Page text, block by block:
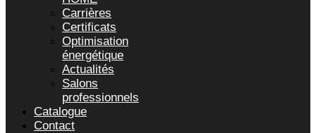
Carrières
Certificats
Optimisation
énergétique
Actualités
Salons
professionnels
Catalogue
Contact